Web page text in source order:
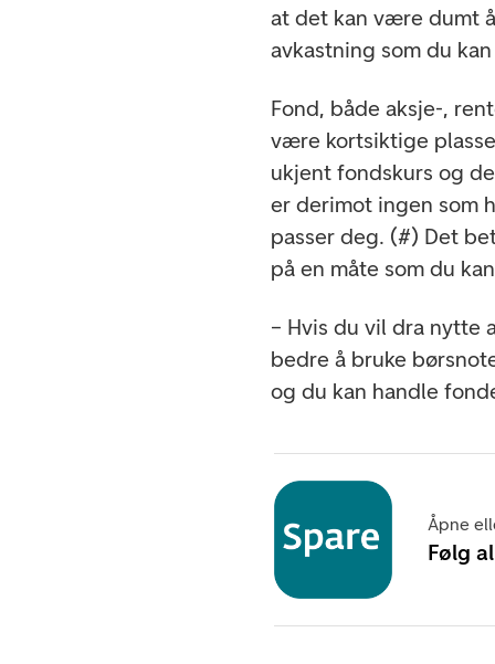
at det kan være dumt
avkastning som du
Fond, både aksje-,
være kortsiktige
ukjent fondskurs og
er derimot ingen som
passer deg. (#) Det
på en måte som du
– Hvis du vil dra nytte
bedre å bruke
og du kan handle
Åpne
Følg